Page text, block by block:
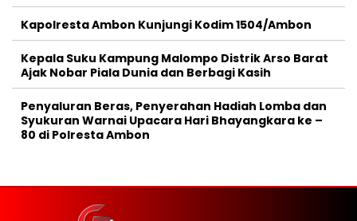
Kapolresta Ambon Kunjungi Kodim 1504/Ambon
Kepala Suku Kampung Malompo Distrik Arso Barat
Ajak Nobar Piala Dunia dan Berbagi Kasih
Penyaluran Beras, Penyerahan Hadiah Lomba dan
Syukuran Warnai Upacara Hari Bhayangkara ke –
80 di Polresta Ambon